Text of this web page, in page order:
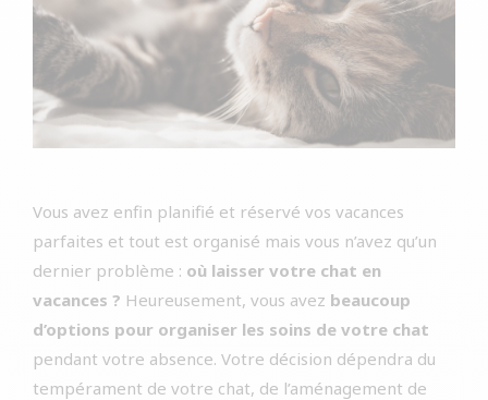
Vous avez enfin planifié et réservé vos vacances
parfaites et tout est organisé mais vous n’avez qu’un
dernier problème : où laisser votre chat en
vacances ? Heureusement, vous avez beaucoup
d’options pour organiser les soins de votre chat
pendant votre absence. Votre décision dépendra du
tempérament de votre chat, de l’aménagement de